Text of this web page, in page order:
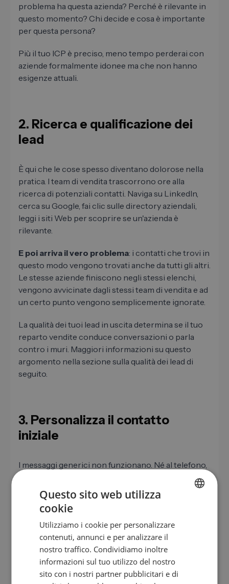
problema ha questa azienda? Perché è rilevante in
questo momento? Chi decide e cosa è importante
per questa persona?
Più il tuo ICP è preciso, meno tempo perderai con
aziende formalmente idonee ma che non hanno
esigenze attuali.
2. Ricerca e qualificazione dei
lead
È qui che le cose spesso diventano dolorose nella
pratica. I team di vendita trascorrono ore alla
ricerca di potenziali contatti. Naviga su LinkedIn,
cerca su Google, fai clic sulle directory aziendali,
leggi i siti Web per scoprire se un'azienda è
rilevante.
E poi arriva il vero problema: i contatti che trovi in
​​questo modo vengono trovati anche da tutti gli altri.
Le stesse aziende finiscono negli stessi elenchi,
vengono avvicinate dagli stessi team di vendita e ad
un certo punto vengono semplicemente ignorate.
La qualità dei tuoi lead in uscita determina se il tuo
reparto vendite conduce conversazioni o parla
contro i muri. Maggiori informazioni su questo
argomento nella sezione sulla qualità dei lead di
seguito.
3. Personalizza il contatto
iniziale
I messaggi generici non funzionano. Né al telefono,
né via email, né su LinkedIn. Il destinatario noterà
immediatamente se hai interagito con la sua
azienda o se stai inviando lo stesso messaggio a
200 contatti.
Una buona personalizzazione non significa inserire
il nome dell'azienda in un modello. Significa avere
un punto di riferimento concreto: un progetto in
corso, un annuncio di lavoro che segnala un
EN
FR
IT
Questo sito web utilizza
cookie
Utilizziamo i cookie per personalizzare
contenuti, annunci e per analizzare il
nostro traffico. Condividiamo inoltre
informazioni sul tuo utilizzo del nostro
sito con i nostri partner pubblicitari e di